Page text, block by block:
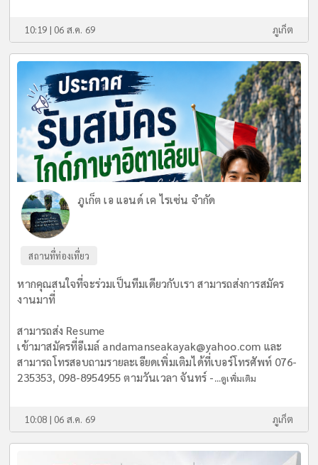
10:19 | 06 ส.ค. 69 ภูเก็ต
ภูเก็ต เอ แอนด์ เค ไรเซ่น จำกัด
สถานที่ท่องเที่ยว
หากคุณสนใจที่จะร่วมเป็นทีมเดียวกับเรา สามารถส่งการสมัคร
งานมาที่
สามารถส่ง Resume
เข้ามาสมัครที่อีเมล์ andamanseakayak@yahoo.com และ
สามารถโทรสอบถามรายละเอียดเพิ่มเติมได้ที่เบอร์โทรศัพท์ 076-
235353, 098-8954955 ตามวันเวลา จันทร์ -...ดูเพิ่มเติม
10:08 | 06 ส.ค. 69 ภูเก็ต